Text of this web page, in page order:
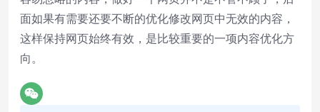
面如果有需要还要不断的优化修改网页中无效的内容，
这样保持网页始终有效，是比较重要的一项内容优化方
向。